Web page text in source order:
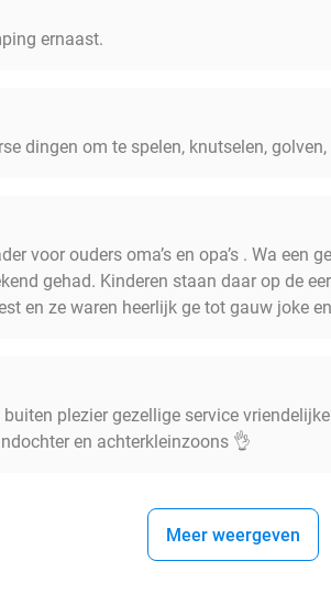
ernaast.
dingen om te spelen, knutselen,
voor ouders oma’s en opa’s . Wa
gehad. Kinderen staan daar op de
en ze waren heerlijk ge tot gauw joke
plezier gezellige service
en achterkleinzoons 👌
Meer weergeven